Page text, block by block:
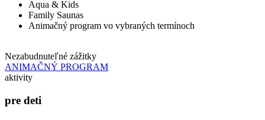
Aqua & Kids
Family Saunas
Animačný program vo vybraných termínoch
Nezabudnuteľné zážitky
ANIMAČNÝ PROGRAM
aktivity
pre deti